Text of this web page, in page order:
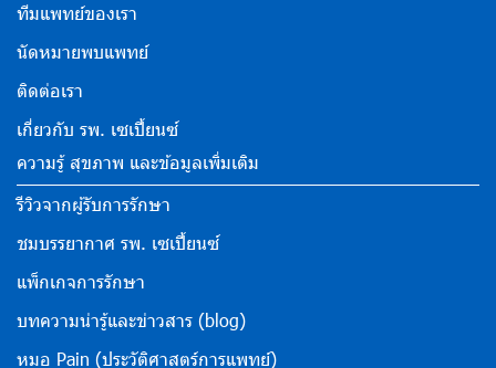
ทีมแพทย์ของเรา
นัดหมายพบแพทย์
ติดต่อเรา
เกี่ยวกับ รพ. เซเปี้ยนซ์
ความรู้ สุขภาพ และข้อมูลเพิ่มเติม
รีวิวจากผู้รับการรักษา
ชมบรรยากาศ รพ. เซเปี้ยนซ์
แพ็กเกจการรักษา
บทความน่ารู้และข่าวสาร (blog)
หมอ Pain (ประวัติศาสตร์การแพทย์)